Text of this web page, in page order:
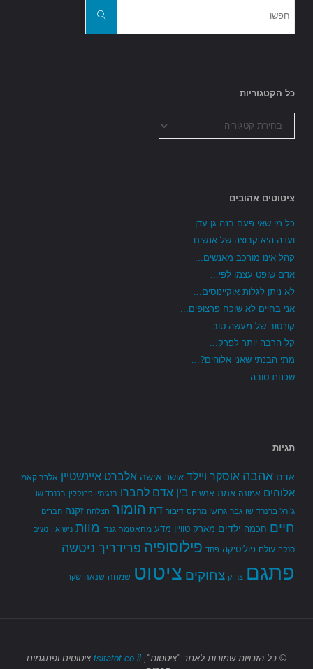
חפשו
כל הקטגוריות
הקטגוריות
ציטוטים אהובים
כל מי שאי פעם בנה גן עדן...
ועדה היא קבוצה של אנשים...
קהל אינו מורכב מאנשים...
אדם שופט עצמו לפי...
לא ניתן לגלות אוקיינוסים...
אני בחיים לא שוכח פרצופים...
קורטוב של מעשה טוב...
קל הרבה יותר לפרק...
מתי הבנתי שאני אלוהים?...
שכנות טובה
תגיות
אדם אהבה אוסקר ויילד אושר אישה אלברט איינשטיין אלבר קאמי
אלוהים אמונה אמת אנשים בין אדם לחברו בנג'מין פרנקלין ברנרד שו
ג'ורג' ברנרד שו גבר גרושו מרקס דיבור דת הומור הצלחה זקנה חברים
חיים חכמה ילדים מארק טוויין מדע מהאטמה גנדי מוות נישואין נשים
סנקה עולם פוליטיקה פחד פילוסופיה פרידריך ניטשה
פתגם צחוק צחוקים ציטוט שמחה שנאה שקר
© כל הזכויות שמורות לאתר "ציטטות", tsitatot.co.il ציטוטים ופתגמים